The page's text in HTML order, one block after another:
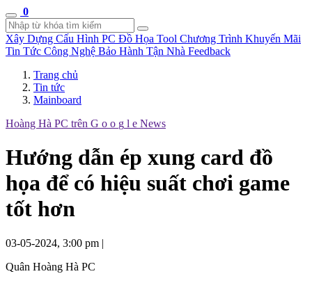
0
Xây Dựng Cấu Hình PC Đồ Họa Tool Chương Trình Khuyến Mãi
Tin Tức Công Nghệ Bảo Hành Tận Nhà Feedback
Trang chủ
Tin tức
Mainboard
Hoàng Hà PC trên G o o g l e News
Hướng dẫn ép xung card đồ
họa để có hiệu suất chơi game
tốt hơn
03-05-2024, 3:00 pm |
Quân Hoàng Hà PC